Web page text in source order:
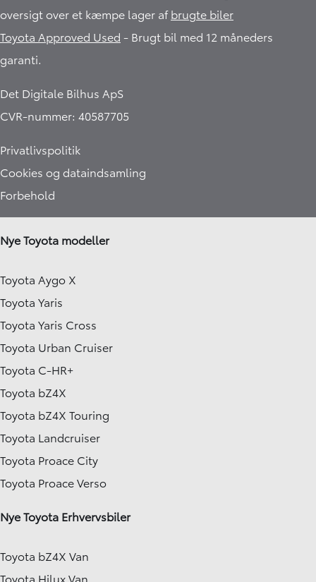
oversigt over et kæmpe lager afbrugte biler
Toyota Approved Used - Brugt bil med 12 måneders
garanti.​
Det Digitale Bilhus ApS
CVR-nummer: 40587705
Privatlivspolitik
Cookies og dataindsamling
Forbehold
Nye Toyota modeller
Toyota Aygo X
Toyota Yaris
Toyota Yaris Cross
Toyota Urban Cruiser
Toyota C-HR+
Toyota bZ4X
Toyota bZ4X Touring
Toyota Landcruiser
Toyota Proace City
Toyota Proace Verso
Nye Toyota Erhvervsbiler
Toyota bZ4X Van
Toyota Hilux Van